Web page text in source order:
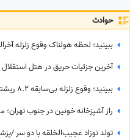
حوادث
ببینید؛ لحظه هولناک وقوع زلزله
آخرین جزئیات حریق در هتل استقلال تهران
تولد نوزاد عجیب‌الخلقه با دو سر /